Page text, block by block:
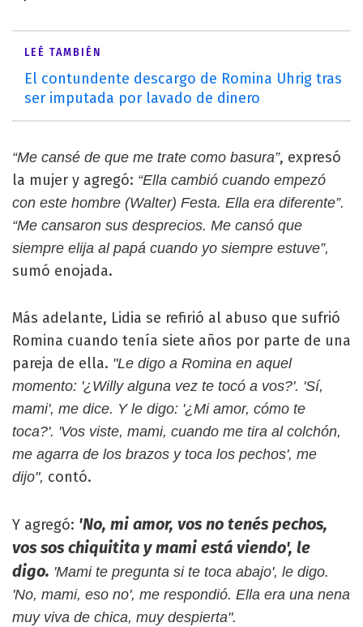
LEÉ TAMBIÉN
El contundente descargo de Romina Uhrig tras
ser imputada por lavado de dinero
“Me cansé de que me trate como basura”, expresó
la mujer y agregó: “Ella cambió cuando empezó
con este hombre (Walter) Festa. Ella era diferente”.
“Me cansaron sus desprecios. Me cansó que
siempre elija al papá cuando yo siempre estuve”,
sumó enojada.
Más adelante, Lidia se refirió al abuso que sufrió
Romina cuando tenía siete años por parte de una
pareja de ella. "Le digo a Romina en aquel
momento: '¿Willy alguna vez te tocó a vos?'. 'Sí,
mami', me dice. Y le digo: '¿Mi amor, cómo te
toca?'. 'Vos viste, mami, cuando me tira al colchón,
me agarra de los brazos y toca los pechos', me
dijo", contó.
Y agregó: 'No, mi amor, vos no tenés pechos,
vos sos chiquitita y mami está viendo', le
digo. 'Mami te pregunta si te toca abajo', le digo.
'No, mami, eso no', me respondió. Ella era una nena
muy viva de chica, muy despierta".